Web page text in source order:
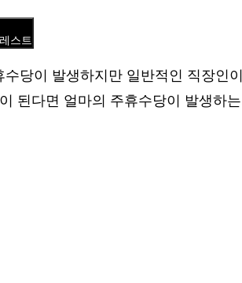
스트
당이 발생하지만 일반적인 직장인
된다면 얼마의 주휴수당이 발생하